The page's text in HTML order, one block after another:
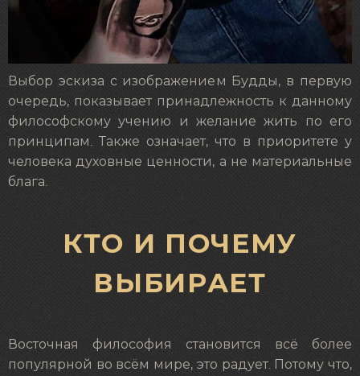
Выбор эскиза с изображением Будды, в первую
очередь, показывает принадлежность к данному
философскому учению и желание жить по его
принципам. Также означает, что в приоритете у
человека духовные ценности, а не материальные
блага.
КТО И ПОЧЕМУ
ВЫБИРАЕТ
Восточная философия становится всё более
популярной во всём мире, это радует. Потому что,